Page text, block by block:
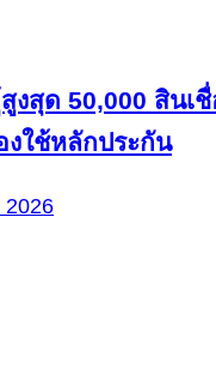
งสุด 50,000 สินเ
ใช้หลักประกัน